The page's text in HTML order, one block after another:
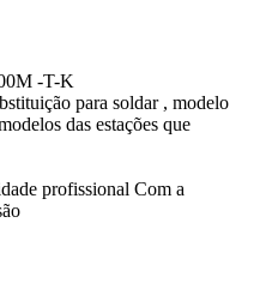
-T-K
para soldar , modelo
das estações que
profissional Com a